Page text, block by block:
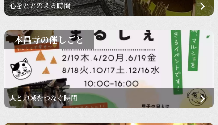
心をととのえる時間
本昌寺の催しごと
人と地域をつなぐ時間